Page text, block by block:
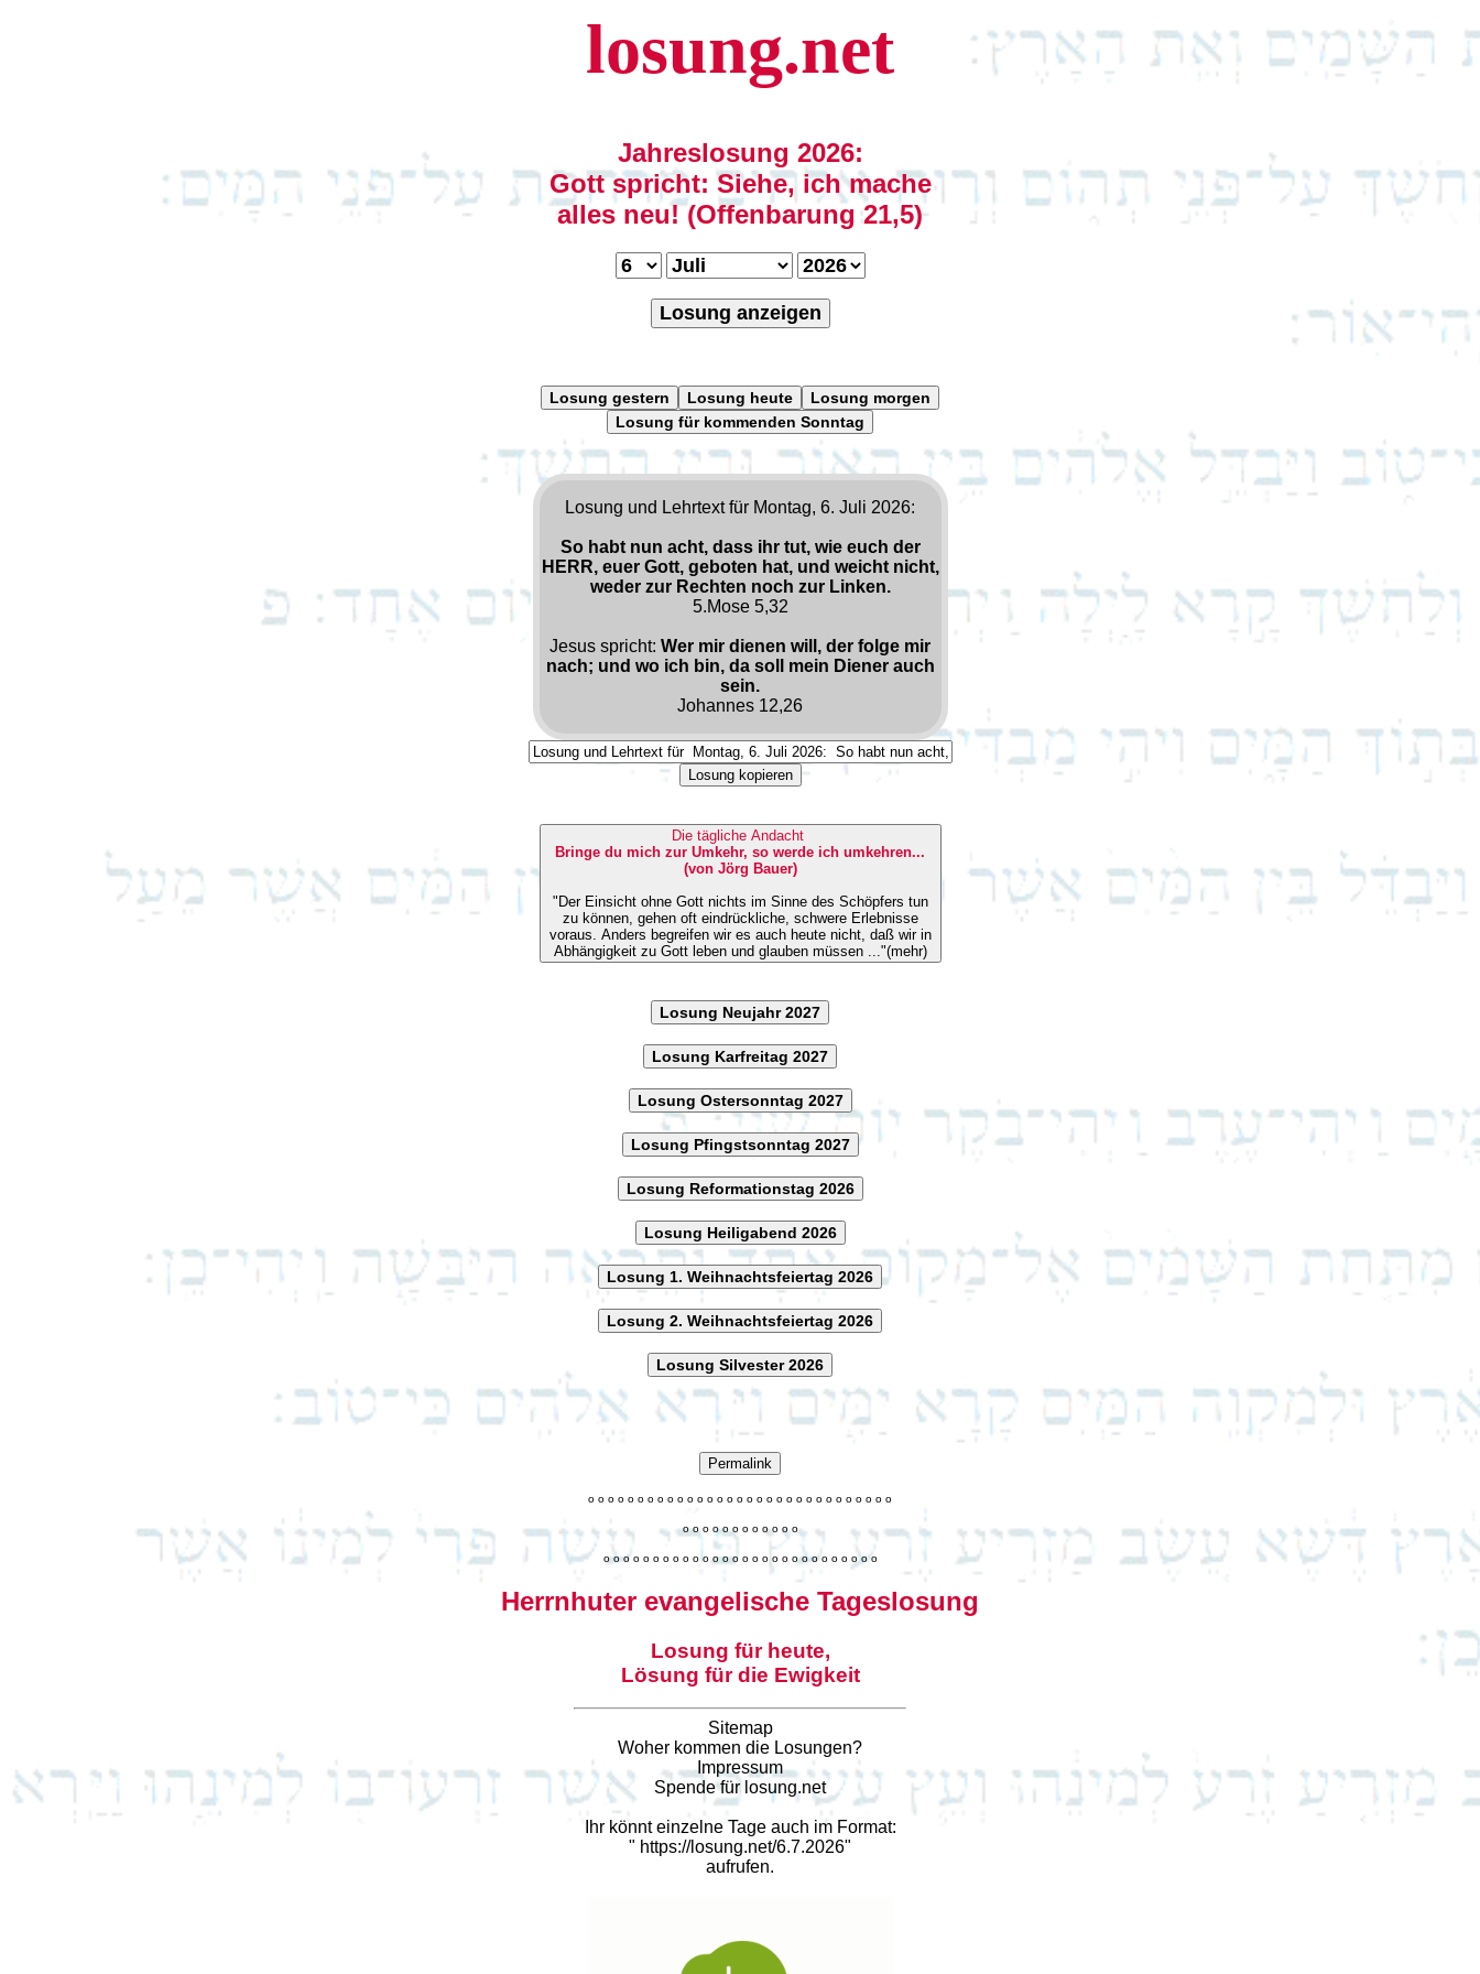
losung.net
Jahreslosung 2026:
Gott spricht: Siehe, ich mache
alles neu! (Offenbarung 21,5)
Losung anzeigen
Losung gestern Losung heute
Losung morgen
Losung für kommenden Sonntag
Losung und Lehrtext für Montag, 6. Juli 2026:
So habt nun acht, dass ihr tut, wie euch der
HERR, euer Gott, geboten hat, und weicht nicht,
weder zur Rechten noch zur Linken.
5.Mose 5,32
Jesus spricht: Wer mir dienen will, der folge mir
nach; und wo ich bin, da soll mein Diener auch
sein.
Johannes 12,26
Losung kopieren
Die tägliche Andacht
Bringe du mich zur Umkehr, so werde ich umkehren...
(von Jörg Bauer)
"Der Einsicht ohne Gott nichts im Sinne des Schöpfers tun
zu können, gehen oft eindrückliche, schwere Erlebnisse
voraus. Anders begreifen wir es auch heute nicht, daß wir in
Abhängigkeit zu Gott leben und glauben müssen ..."(mehr)
Losung Neujahr 2027
Losung Karfreitag 2027
Losung Ostersonntag 2027
Losung Pfingstsonntag 2027
Losung Reformationstag 2026
Losung Heiligabend 2026
Losung 1. Weihnachtsfeiertag 2026
Losung 2. Weihnachtsfeiertag 2026
Losung Silvester 2026
Permalink
o o o o o o o o o o o o o o o o o o o o o o o o o o o o o o o
o o o o o o o o o o o o
o o o o o o o o o o o o o o o o o o o o o o o o o o o o
Herrnhuter evangelische Tageslosung
Losung für heute,
Lösung für die Ewigkeit
Sitemap
Woher kommen die Losungen?
Impressum
Spende für losung.net
Ihr könnt einzelne Tage auch im Format:
" https://losung.net/6.7.2026"
aufrufen.